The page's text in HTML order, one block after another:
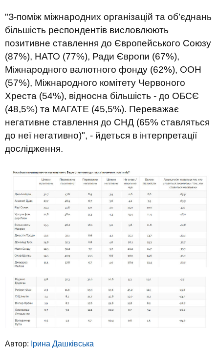
"З-поміж міжнародних організацій та об’єднань
більшість респондентів висловлюють
позитивне ставлення до Європейського Союзу
(87%), НАТО (77%), Ради Європи (67%),
Міжнародного валютного фонду (62%), ООН
(57%), Міжнародного комітету Червоного
Хреста (54%), відносна більшість - до ОБСЄ
(48,5%) та МАГАТЕ (45,5%). Переважає
негативне ставлення до СНД (65% ставляться
до неї негативно)", - йдеться в інтерпретації
дослідження.
Автор: Ірина Дашківська